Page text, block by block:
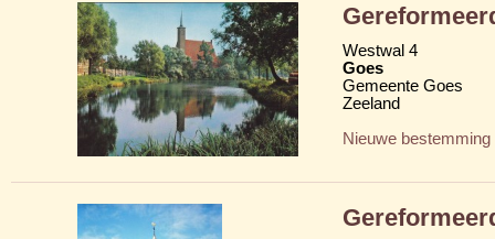
Westwal 4
Goes
Gemeente Goes
Zeeland
Nieuwe bestemming